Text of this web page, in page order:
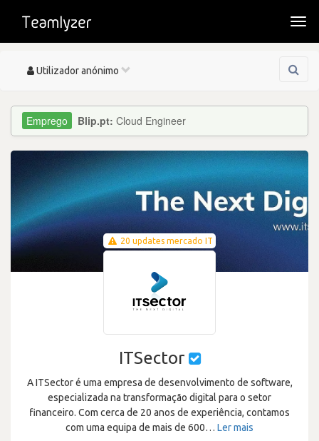
Toggle
Utilizador anónimo
Blip.pt: Cloud Engineer
20 updates mercado IT
ITSector
A ITSector é uma empresa de desenvolvimento de software,
especializada na transformação digital para o setor
financeiro. Com cerca de 20 anos de experiência, contamos
com uma equipa de mais de 600… Ler mais